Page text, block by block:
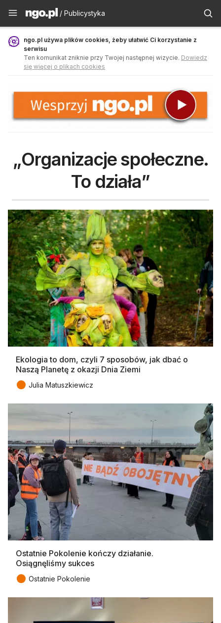
Publicystyka - ngo.pl
/ Publicystyka
ngo.pl używa plików cookies, żeby ułatwić Ci korzystanie z
serwisu
Ten komunikat zniknie przy Twojej następnej wizycie. Dowiedz
się więcej o plikach cookies
„Organizacje społeczne.
To działa”
Ekologia to dom, czyli 7 sposobów, jak dbać o
Naszą Planetę z okazji Dnia Ziemi
● Julia Matuszkiewicz
Ostatnie Pokolenie kończy działanie.
Osiągnęliśmy sukces
● Ostatnie Pokolenie